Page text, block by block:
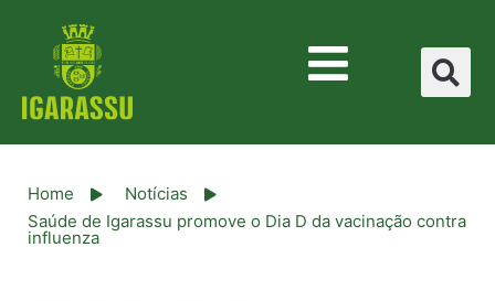
Home
Notícias
Saúde de Igarassu promove o Dia D da vacinação contra
influenza